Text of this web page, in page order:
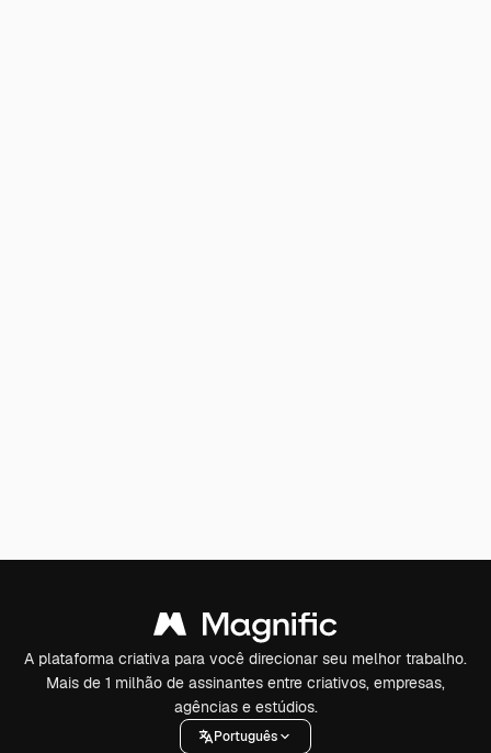
A plataforma criativa para você direcionar seu melhor trabalho.
Mais de 1 milhão de assinantes entre criativos, empresas,
agências e estúdios.
Português